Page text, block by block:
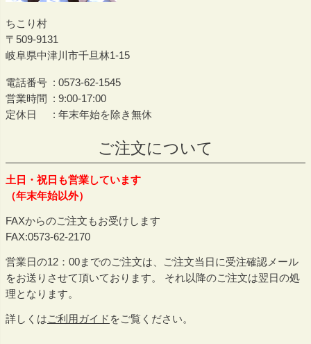
ちこり村
509-9131
岐阜県中津川市千旦林1-15
電話番号
0573-62-1545
営業時間
9:00-17:00
定休日
年末年始を除き無休
ご注文について
土日・祝日も営業しています
（年末年始以外）
FAXからのご注文もお受けします
FAX:0573-62-2170
営業日の12：00までのご注文は、ご注文当日に受注確認メール
をお送りさせて頂いております。 それ以降のご注文は翌日の処
理となります。
詳しくはご利用ガイド をご覧ください。